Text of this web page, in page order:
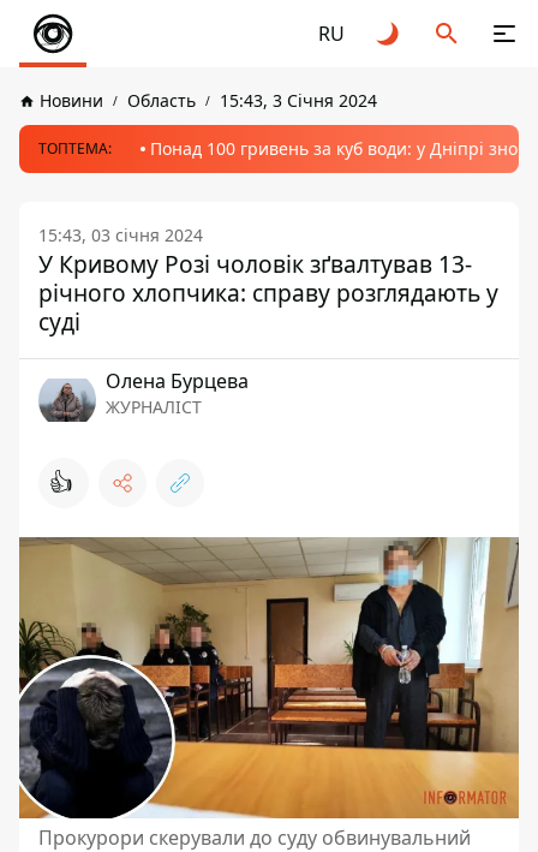
RU
Новини Область 15:43, 3 Січня 2024
ТОПТЕМА: Понад 100 гривень за куб води: у Дніпрі
15:43, 03 січня 2024
У Кривому Розі чоловік зґвалтував 13-
річного хлопчика: справу розглядають у
суді
Олена Бурцева
ЖУРНАЛІСТ
👍
Прокурори скерували до суду обвинувальний